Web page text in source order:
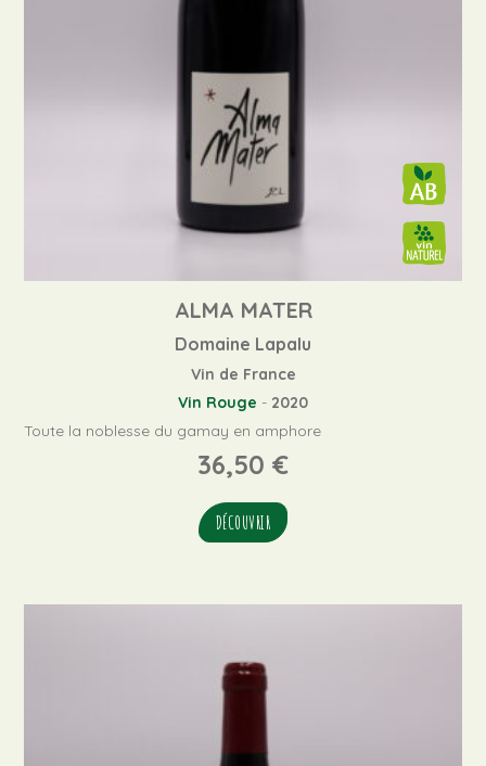
ALMA MATER
Domaine Lapalu
Vin de France
Vin Rouge - 2020
Toute la noblesse du gamay en amphore
36,50 €
DÉCOUVRIR